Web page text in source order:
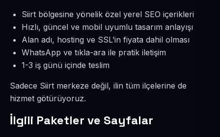
Siirt bölgesine yönelik özel yerel SEO içerikleri
Hızlı, güncel ve mobil uyumlu tasarım anlayışı
Alan adı, hosting ve SSL’in fiyata dahil olması
WhatsApp ve tıkla-ara ile pratik iletişim
1-3 iş günü içinde teslim
Sadece Siirt merkeze değil, ilin tüm ilçelerine de
hizmet götürüyoruz.
İlgili Paketler ve Sayfalar